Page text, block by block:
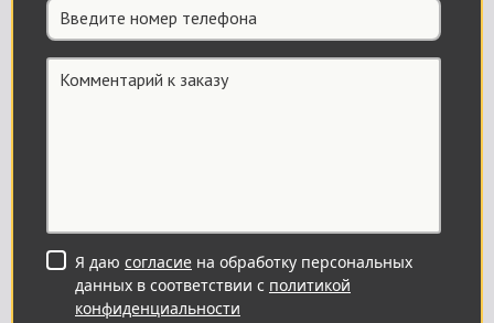
Я даю согласие на обработку персональных
данных в соответствии с политикой
конфиденциальности